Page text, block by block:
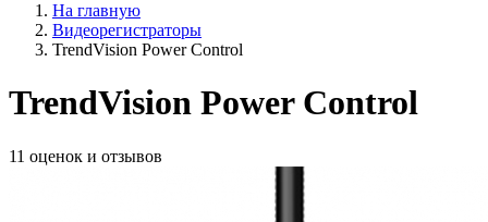
На главную
Видеорегистраторы
TrendVision Power Control
TrendVision Power Control
11 оценок и отзывов